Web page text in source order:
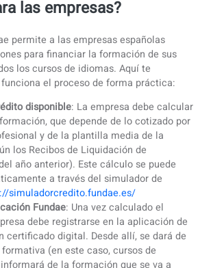
aprendizaje cumple con los requisitos
de la formación, desde el nivel A1
podrás mejorar las habilidades
aprovechas las bonificaciones de
programa Fundae y cómo
las empresas?
permite a las empresas españolas
para financiar la formación de sus
los cursos de idiomas. Aquí te
funciona el proceso de forma práctica: